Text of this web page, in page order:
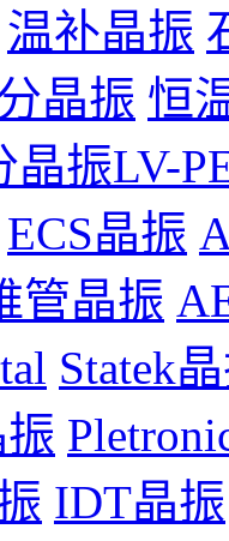
温补晶振
晶振 恒
晶振LV-
ECS晶振
管晶振
Statek
振
IDT晶振